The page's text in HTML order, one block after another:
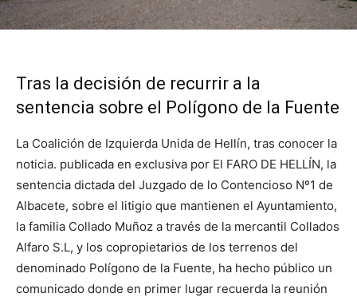
Tras la decisión de recurrir a la
sentencia sobre el Polígono de la Fuente
La Coalición de Izquierda Unida de Hellín, tras conocer la
noticia. publicada en exclusiva por El FARO DE HELLÍN, la
sentencia dictada del Juzgado de lo Contencioso Nº1 de
Albacete, sobre el litigio que mantienen el Ayuntamiento,
la familia Collado Muñoz a través de la mercantil Collados
Alfaro S.L, y los copropietarios de los terrenos del
denominado Polígono de la Fuente, ha hecho público un
comunicado donde en primer lugar recuerda la reunión